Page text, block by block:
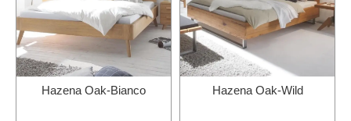
Hazena Oak-Bianco Hazena Oak-Wild